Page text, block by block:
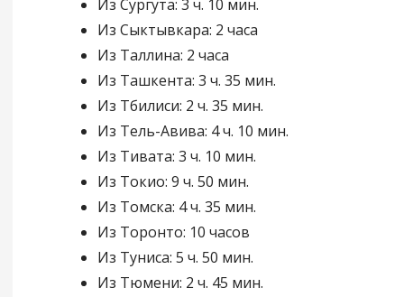
Из Сургута: 3 ч. 10 мин.
Из Сыктывкара: 2 часа
Из Таллина: 2 часа
Из Ташкента: 3 ч. 35 мин.
Из Тбилиси: 2 ч. 35 мин.
Из Тель-Авива: 4 ч. 10 мин.
Из Тивата: 3 ч. 10 мин.
Из Токио: 9 ч. 50 мин.
Из Томска: 4 ч. 35 мин.
Из Торонто: 10 часов
Из Туниса: 5 ч. 50 мин.
Из Тюмени: 2 ч. 45 мин.